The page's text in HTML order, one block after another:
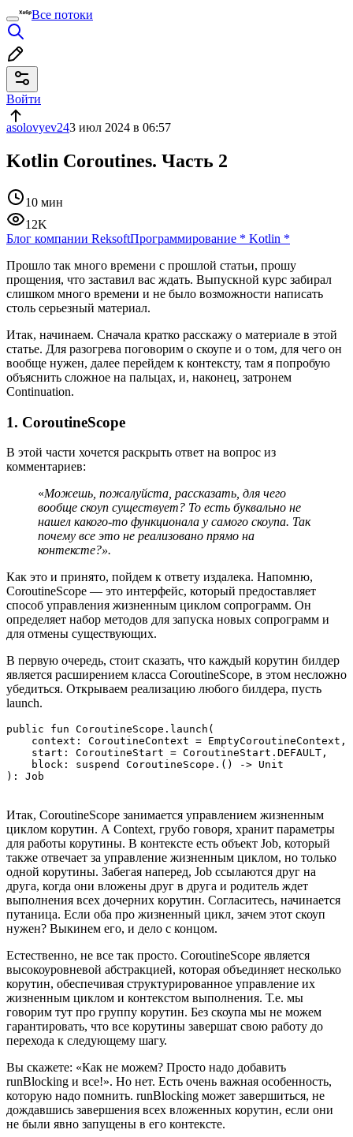
Все потоки
Войти
asolovyev243 июл 2024 в 06:57
Kotlin Coroutines. Часть 2
10 мин
12K
Блог компании ReksoftПрограммирование * Kotlin *
Прошло так много времени с прошлой статьи, прошу
прощения, что заставил вас ждать. Выпускной курс забирал
слишком много времени и не было возможности написать
столь серьезный материал.
Итак, начинаем. Сначала кратко расскажу о материале в этой
статье. Для разогрева поговорим о скоупе и о том, для чего он
вообще нужен, далее перейдем к контексту, там я попробую
объяснить сложное на пальцах, и, наконец, затронем
Continuation.
1. CoroutineScope
В этой части хочется раскрыть ответ на вопрос из
комментариев:
«Можешь, пожалуйста, рассказать, для чего
вообще скоуп существует? То есть буквально не
нашел какого-то функционала у самого скоупа. Так
почему все это не реализовано прямо на
контексте?».
Как это и принято, пойдем к ответу издалека. Напомню,
CoroutineScope — это интерфейс, который предоставляет
способ управления жизненным циклом сопрограмм. Он
определяет набор методов для запуска новых сопрограмм и
для отмены существующих.
В первую очередь, стоит сказать, что каждый корутин билдер
является расширением класса CoroutineScope, в этом несложно
убедиться. Открываем реализацию любого билдера, пусть
launch.
public fun CoroutineScope.launch(
    context: CoroutineContext = EmptyCoroutineContext,
    start: CoroutineStart = CoroutineStart.DEFAULT,
    block: suspend CoroutineScope.() -> Unit
): Job
Итак, CoroutineScope занимается управлением жизненным
циклом корутин. А Context, грубо говоря, хранит параметры
для работы корутины. В контексте есть объект Job, который
также отвечает за управление жизненным циклом, но только
одной корутины. Забегая наперед, Job ссылаются друг на
друга, когда они вложены друг в друга и родитель ждет
выполнения всех дочерних корутин. Согласитесь, начинается
путаница. Если оба про жизненный цикл, зачем этот скоуп
нужен? Выкинем его, и дело с концом.
Естественно, не все так просто. CoroutineScope является
высокоуровневой абстракцией, которая объединяет несколько
корутин, обеспечивая структурированное управление их
жизненным циклом и контекстом выполнения. Т.е. мы
говорим тут про группу корутин. Без скоупа мы не можем
гарантировать, что все корутины завершат свою работу до
перехода к следующему шагу.
Вы скажете: «Как не можем? Просто надо добавить
runBlocking и все!». Но нет. Есть очень важная особенность,
которую надо помнить. runBlocking может завершиться, не
дождавшись завершения всех вложенных корутин, если они
не были явно запущены в его контексте.